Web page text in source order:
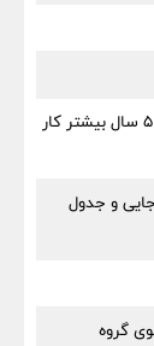
شرط جدید بازنشستگی اجرایی شد؛ این افراد باید ۵ سال بیشتر کار
و جدول
افت پرتفوی گروه